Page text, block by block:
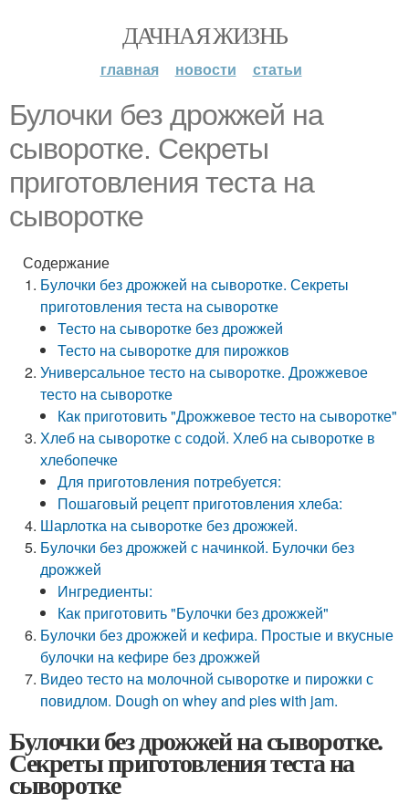
ДАЧНАЯ ЖИЗНЬ
главная новости статьи
Булочки без дрожжей на
сыворотке. Секреты
приготовления теста на
сыворотке
Содержание
Булочки без дрожжей на сыворотке. Секреты
приготовления теста на сыворотке
Тесто на сыворотке без дрожжей
Тесто на сыворотке для пирожков
Универсальное тесто на сыворотке. Дрожжевое
тесто на сыворотке
Как приготовить "Дрожжевое тесто на сыворотке"
Хлеб на сыворотке с содой. Хлеб на сыворотке в
хлебопечке
Для приготовления потребуется:
Пошаговый рецепт приготовления хлеба:
Шарлотка на сыворотке без дрожжей.
Булочки без дрожжей с начинкой. Булочки без
дрожжей
Ингредиенты:
Как приготовить "Булочки без дрожжей"
Булочки без дрожжей и кефира. Простые и вкусные
булочки на кефире без дрожжей
Видео тесто на молочной сыворотке и пирожки с
повидлом. Dough on whey and pies with jam.
Булочки без дрожжей на сыворотке.
Секреты приготовления теста на
сыворотке